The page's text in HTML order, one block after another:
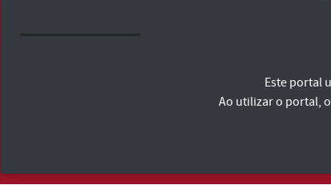
Consulte os Termos e Condições e Política deEste portal
Ao utilizar o portal,